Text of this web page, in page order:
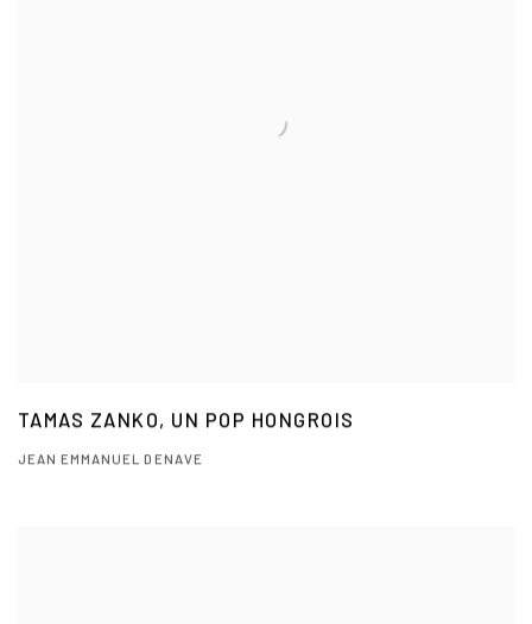
TAMAS ZANKO, UN POP HONGROIS
JEAN EMMANUEL DENAVE